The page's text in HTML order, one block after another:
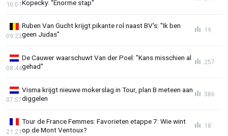
Kopecky: "Enorme stap"
10:01
Ruben Van Gucht krijgt pikante rol naast BV's: "Ik ben
geen Judas"
09:23
19
De Cauwer waarschuwt Van der Poel: "Kans misschien al
gehad"
08:44
257
Visma krijgt nieuwe mokerslag in Tour, plan B meteen aan
diggelen
07:57
386
Tour de France Femmes: Favorieten etappe 7: Wie wint
op de Mont Ventoux?
21:21
18